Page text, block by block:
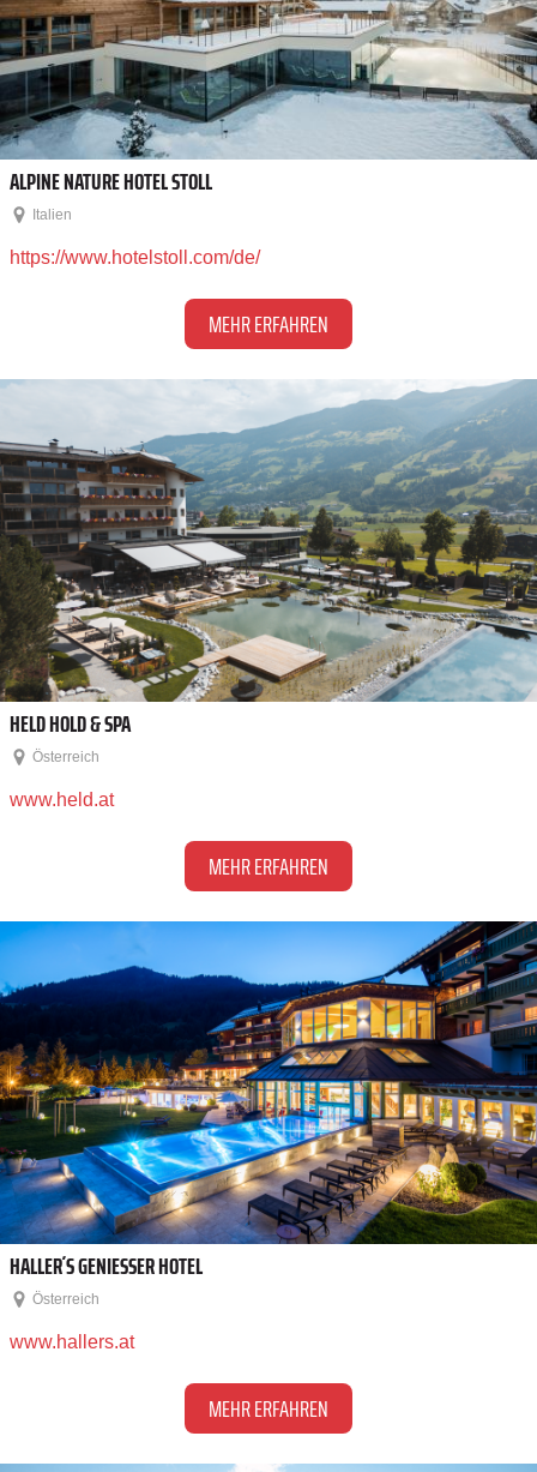
ALPINE NATURE HOTEL STOLL
Italien
https://www.hotelstoll.com/de/
MEHR ERFAHREN
HELD HOLD & SPA
Österreich
www.held.at
MEHR ERFAHREN
HALLER´S GENIESSER HOTEL
Österreich
www.hallers.at
MEHR ERFAHREN